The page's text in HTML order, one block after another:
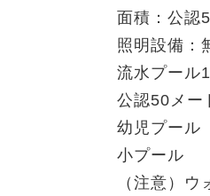
面積：公認
照明設備：
流水プール
公認50メー
幼児プール
小プール
（注意）